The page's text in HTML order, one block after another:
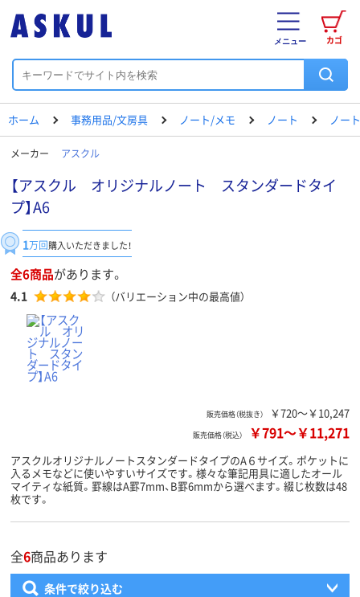
カゴ
メニュー
ホーム 事務用品/文房具 ノート/メモ ノート ノート
メーカー アスクル
【アスクル オリジナルノート スタンダードタイ
プ】A6
1万回購入いただきました！
全6商品があります。
4.1 （バリエーション中の最高値）
販売価格（税抜き） ￥720～￥10,247
販売価格（税込） ￥791～￥11,271
アスクルオリジナルノートスタンダードタイプのA６サイズ。ポケットに
入るメモなどに使いやすいサイズです。様々な筆記用具に適したオール
マイティな紙質。罫線はA罫7mm、B罫6mmから選べます。綴じ枚数は48
枚です。
全6商品あります
条件で絞り込む